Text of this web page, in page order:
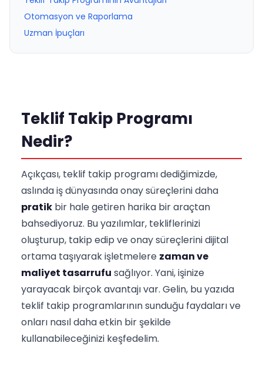
Otomasyon ve Raporlama
Uzman İpuçları
Teklif Takip Programı
Nedir?
Açıkçası, teklif takip programı dediğimizde,
aslında iş dünyasında onay süreçlerini daha
pratik bir hale getiren harika bir araçtan
bahsediyoruz. Bu yazılımlar, tekliflerinizi
oluşturup, takip edip ve onay süreçlerini dijital
ortama taşıyarak işletmelere zaman ve
maliyet tasarrufu sağlıyor. Yani, işinize
yarayacak birçok avantajı var. Gelin, bu yazıda
teklif takip programlarının sunduğu faydaları ve
onları nasıl daha etkin bir şekilde
kullanabileceğinizi keşfedelim.